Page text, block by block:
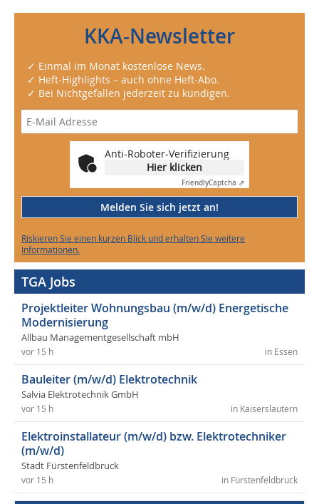
KKA-Newsletter
✓ Einmal im Monat kostenlose News.
✓ Heft-Highlights – auch ohne Heft-Abo.
✓ Bei Nichtgefallen jederzeit zu kündigen.
Anti-Roboter-Verifizierung
Hier klicken
FriendlyCaptcha ⇗
Melden Sie sich jetzt an!
Riskieren Sie einen kurzen Blick und erhalten Sie weitere
Informationen.
TGA Jobs
Projektleiter Wohnungsbau (m/w/d) Energetische
Modernisierung
Allbau Managementgesellschaft mbH
in Essen
vor 15 h
Bauleiter (m/w/d) Elektrotechnik
Salvia Elektrotechnik GmbH
in Kaiserslautern
vor 15 h
Elektroinstallateur (m/w/d) bzw. Elektrotechniker
(m/w/d)
Stadt Fürstenfeldbruck
in Fürstenfeldbruck
vor 15 h